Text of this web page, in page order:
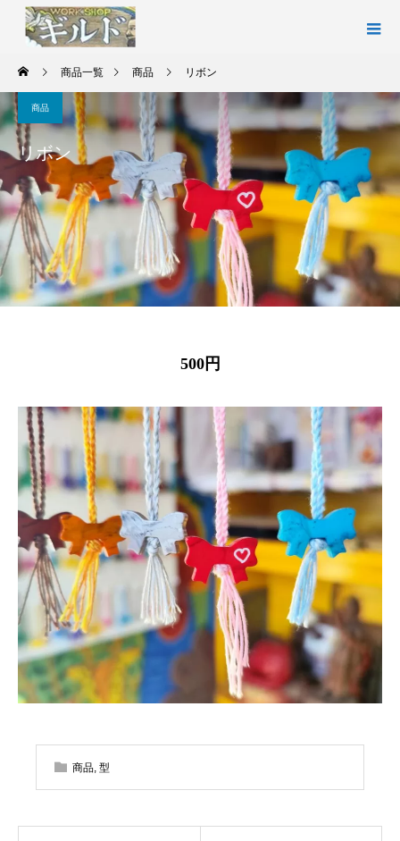
商品一覧 商品 リボン
商品
リボン
500円
商品, 型